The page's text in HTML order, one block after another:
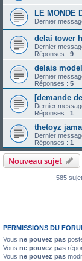
LE MONDE
Dernier
delai tower
Dernier
Réponses : 9
delais
Dernier
Réponses : 5
[demande
Dernier
Réponses : 1
thetoyz
Dernier
Réponses : 1
Nouveau sujet
585
PERMISSIONS DU
Vous ne pouvez pas
Vous ne pouvez pas
Vous ne pouvez pas